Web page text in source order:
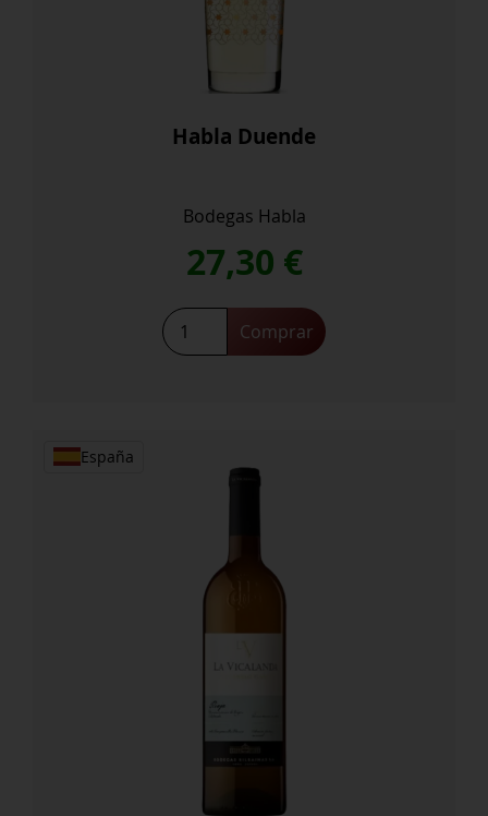
Habla Duende
Bodegas Habla
27,30 €
Habla
Duende
Comprar
España